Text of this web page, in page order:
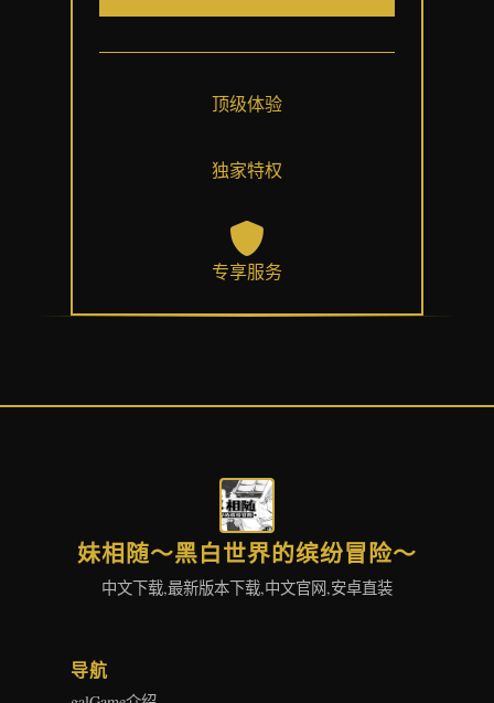
顶级体验
独家特权
专享服务
妹相随～黑白世界的缤纷冒险～
中文下载,最新版本下载,中文官网,安卓直装
导航